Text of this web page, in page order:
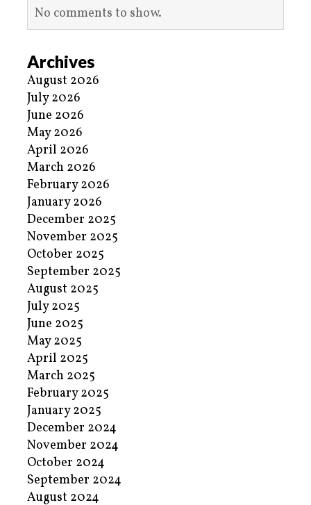
No comments to show.
Archives
August 2026
July 2026
June 2026
May 2026
April 2026
March 2026
February 2026
January 2026
December 2025
November 2025
October 2025
September 2025
August 2025
July 2025
June 2025
May 2025
April 2025
March 2025
February 2025
January 2025
December 2024
November 2024
October 2024
September 2024
August 2024